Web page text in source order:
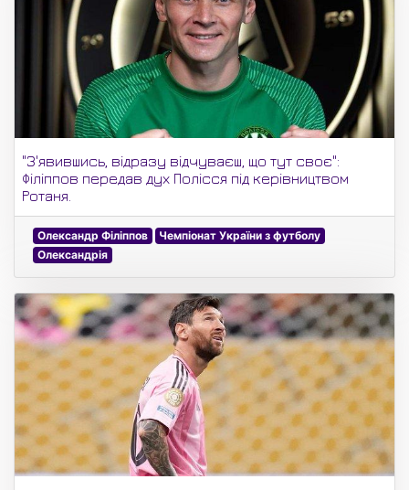
"З'явившись, відразу відчуваєш, що тут своє":
Філіппов передав дух Полісся під керівництвом
Ротаня.
Олександр Філіппов
Чемпіонат України з футболу
Олександрія